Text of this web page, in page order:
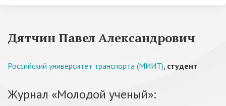
Дятчин Павел Александрович
Российский университет транспорта (МИИТ), студент
Журнал «Молодой ученый»: